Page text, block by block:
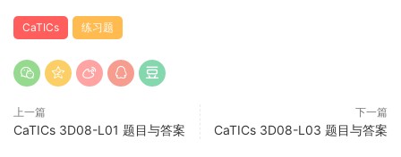
CaTICs 练习题
上一篇
CaTICs 3D08-L01 题目与答案
下一篇
CaTICs 3D08-L03 题目与答案